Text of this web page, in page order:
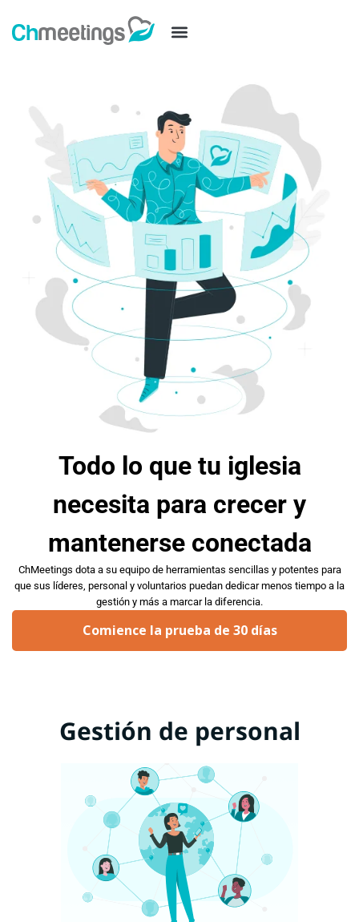
Todo lo que tu iglesia
necesita para crecer y
mantenerse conectada
ChMeetings dota a su equipo de herramientas sencillas y potentes para
que sus líderes, personal y voluntarios puedan dedicar menos tiempo a la
gestión y más a marcar la diferencia.
Comience la prueba de 30 días
Gestión de personal